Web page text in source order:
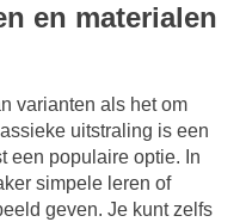
en materialen
varianten als het om
uitstraling is een
een populaire optie. In
simpele leren of
geven. Je kunt zelfs